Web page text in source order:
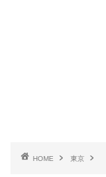
HOME 東京